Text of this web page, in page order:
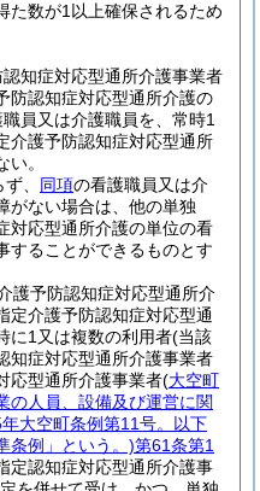
た数が1以上確保されるため
知症対応型通所介護事業者
防認知症対応型通所介護の
員又は介護職員を、常時1
介護予防認知症対応型通所
。
、 同項の看護職員又は介
がない場合は、他の単独
対応型通所介護の単位の看
することができるものとす
護予防認知症対応型通所介
定介護予防認知症対応型通
に1又は複数の利用者(当該
知症対応型通所介護事業者
応型通所介護事業者(大空町
の人員、設備及び運営に関
大空町条例第11号。以下
条例」という。)第61条第1
定認知症対応型通所介護事